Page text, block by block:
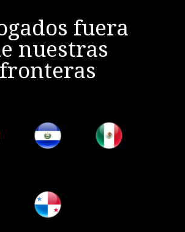
fuera
nuestras
fronteras